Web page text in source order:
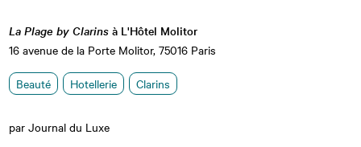
La Plage by Clarins à L'Hôtel Molitor
16 avenue de la Porte Molitor, 75016 Paris
Beauté Hotellerie Clarins
par Journal du Luxe